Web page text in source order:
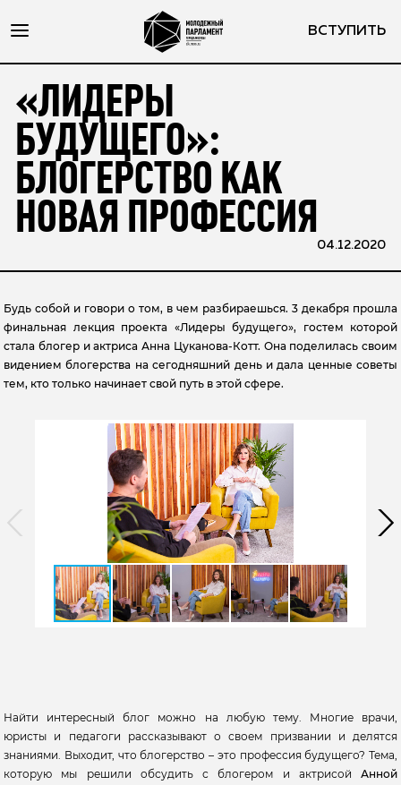
ВСТУПИТЬ
«ЛИДЕРЫ
БУДУЩЕГО»:
БЛОГЕРСТВО КАК
НОВАЯ ПРОФЕССИЯ
04.12.2020
Будь собой и говори о том, в чем разбираешься. 3 декабря прошла
финальная лекция проекта «Лидеры будущего», гостем которой
стала блогер и актриса Анна Цуканова-Котт. Она поделилась своим
видением блогерства на сегодняшний день и дала ценные советы
тем, кто только начинает свой путь в этой сфере.
Найти интересный блог можно на любую тему. Многие врачи,
юристы и педагоги рассказывают о своем призвании и делятся
знаниями. Выходит, что блогерство – это профессия будущего? Тема,
которую мы решили обсудить с блогером и актрисой Анной